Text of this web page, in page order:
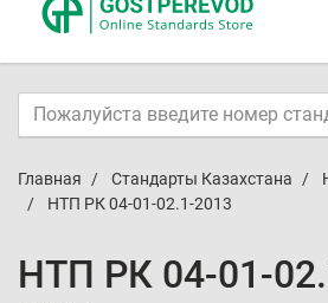
Главная Стандарты Казахстана
НТП РК 04-01-02.1-2013
НТП РК 04-01-